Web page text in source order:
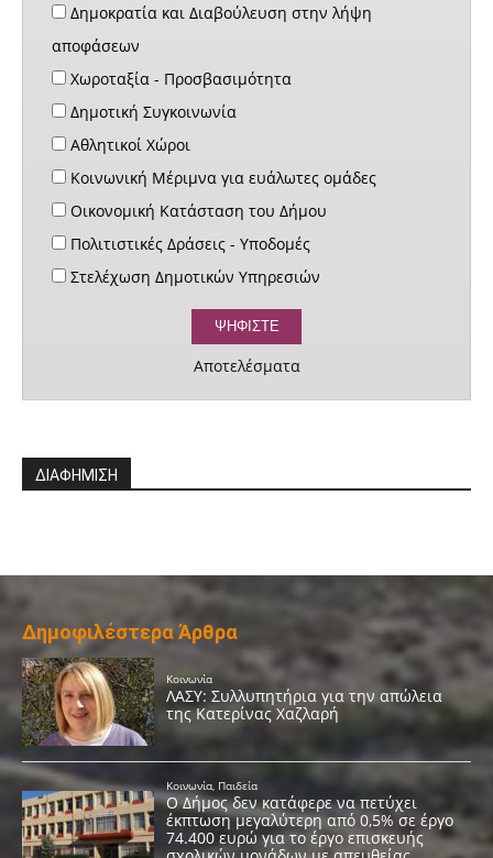
Δημοκρατία και Διαβούλευση στην λήψη
αποφάσεων
Χωροταξία - Προσβασιμότητα
Δημοτική Συγκοινωνία
Αθλητικοί Χώροι
Κοινωνική Μέριμνα για ευάλωτες ομάδες
Οικονομική Κατάσταση του Δήμου
Πολιτιστικές Δράσεις - Υποδομές
Στελέχωση Δημοτικών Υπηρεσιών
Αποτελέσματα
ΔΙΑΦΗΜΙΣΗ
Δημοφιλέστερα Άρθρα